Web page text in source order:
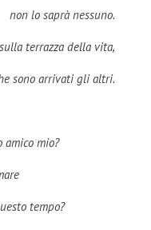
non lo saprà nessuno.
terrazza della vita,
sono arrivati gli altri.
amico mio?
tempo?